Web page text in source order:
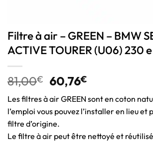
Filtre à air – GREEN – BMW
ACTIVE TOURER (U06) 230
81,00€ 60,76€
Les filtres à air GREEN sont en coton
l’emploi vous pouvez l’installer en lieu et
filtre d’origine.
Le filtre à air peut être nettoyé et